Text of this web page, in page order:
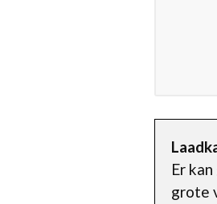
Er
grote